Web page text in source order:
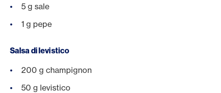
5 g sale
1 g pepe
Salsa di levistico
200 g champignon
50 g levistico